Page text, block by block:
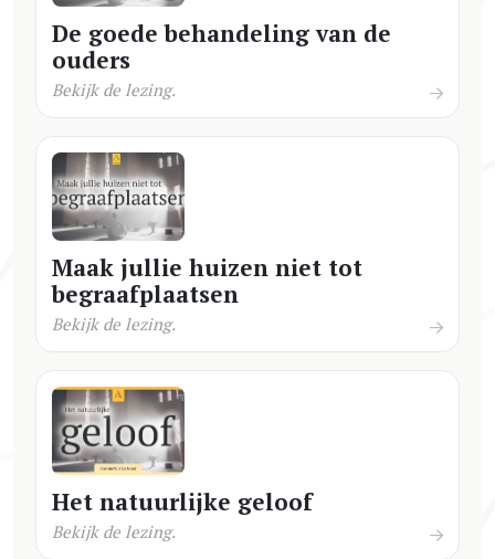
De goede behandeling van de
ouders
Bekijk de lezing.
Maak jullie huizen niet tot
begraafplaatsen
Bekijk de lezing.
Het natuurlijke geloof
Bekijk de lezing.